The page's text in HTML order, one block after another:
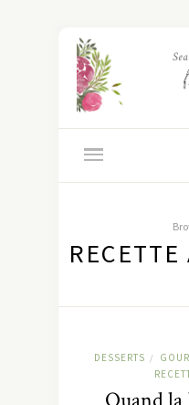
DESSERTS /